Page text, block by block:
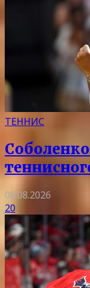
ТЕННИС
08.08.2026
20